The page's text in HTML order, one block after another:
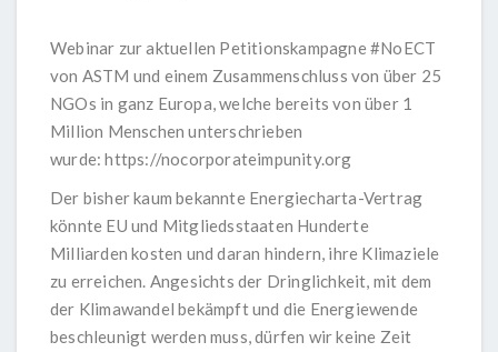
Webinar zur aktuellen Petitionskampagne #NoECT
von ASTM und einem Zusammenschluss von über 25
NGOs in ganz Europa, welche bereits von über 1
Million Menschen unterschrieben
wurde:https://nocorporateimpunity.org
Der bisher kaum bekannte Energiecharta-Vertrag
könnte EU und Mitgliedsstaaten Hunderte
Milliarden kosten und daran hindern, ihre Klimaziele
zu erreichen. Angesichts der Dringlichkeit, mit dem
der Klimawandel bekämpft und die Energiewende
beschleunigt werden muss, dürfen wir keine Zeit